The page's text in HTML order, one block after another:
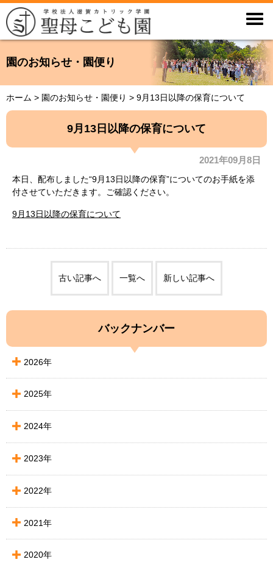

園のお知らせ・園便り
ホーム > 園のお知らせ・園便り > 9月13日以降の保育について
9月13日以降の保育について
2021年09月8日
本日、配布しました“9月13日以降の保育”についてのお手紙を添
付させていただきます。ご確認ください。
9月13日以降の保育について
古い記事へ 一覧へ 新しい記事へ
バックナンバー
2026年
2025年
2024年
2023年
2022年
2021年
2020年